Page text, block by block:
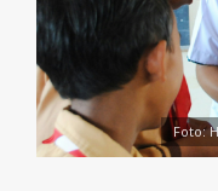
Foto: